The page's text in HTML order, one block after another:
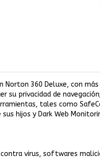
360 Deluxe, con
su privacidad de
tales como
hijos y Dark Web
virus, softwares